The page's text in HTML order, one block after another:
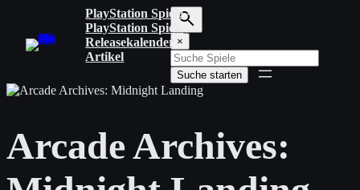
springen
PlayStation Spiele
PlayStation Spiele
Releasekalender
Artikel
S
u
c
h
b
r
i
f
×
Suche starten
Arcade Archives: